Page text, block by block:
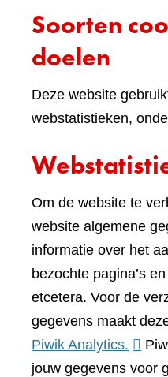
Soorten
doelen
Deze website
webstatistieken,
Om de website te
website algemene
informatie over het
bezochte pagina’s
etcetera. Voor de
gegevens maakt
Piwik Analytics.
naar
jouw gegevens voor